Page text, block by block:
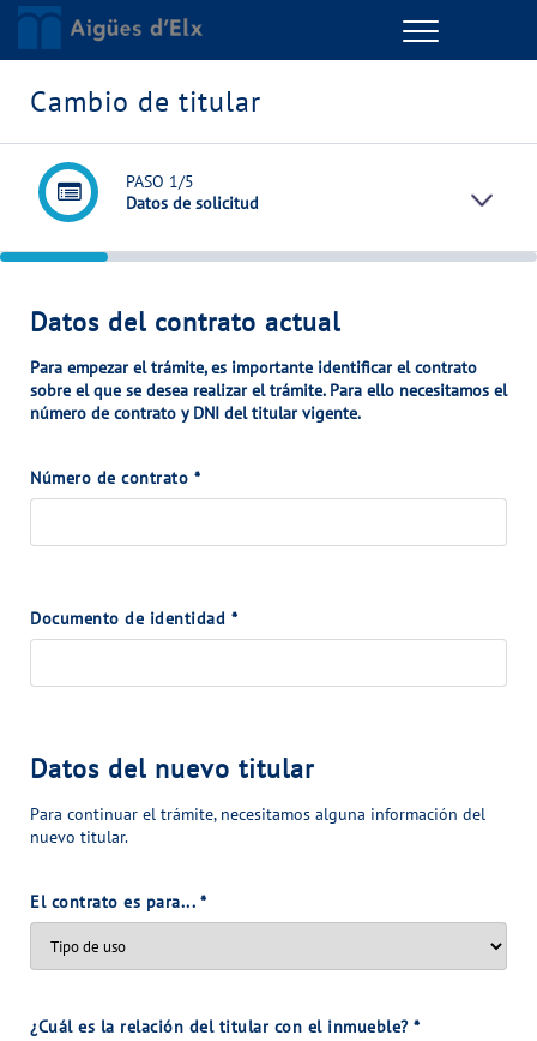
Menu
GESTIONES ONLINE
VER TODAS LAS GESTIONES
TU SERVICIO
VER TODAS LAS GESTIONES
CONÓCENOS
VER TODAS LAS GESTIONES
NUESTRO COMPROMISO
Cambio de titular
PASO 1/5
Datos de solicitud
Datos del contrato actual
Para empezar el trámite, es importante identificar elcontrato
sobre el que se desea realizar el trámite. Para ello necesitamos el
número de contrato y DNI del titular vigente.
Número de contrato *
Documento de identidad *
Datos del nuevo titular
Para continuar el trámite, necesitamos alguna información del
nuevo titular.
El contrato es para... *
¿Cuál es la relación del titular con el inmueble? *